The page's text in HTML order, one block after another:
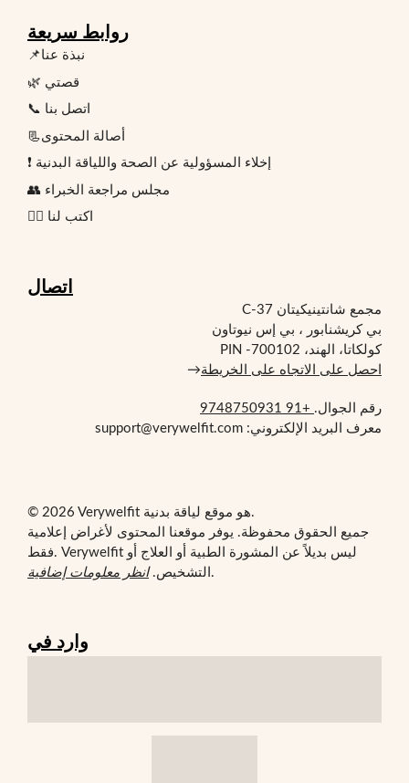
روابط سريعة
📌نبذة عنا
🌿 قصتي
📞 اتصل بنا
📃أصالة المحتوى
❗ إخلاء المسؤولية عن الصحة واللياقة البدنية
👥 مجلس مراجعة الخبراء
✍🏻 اكتب لنا
اتصال
مجمع شانتينيكيتان C-37
بي كريشنابور ، بي إس نيوتاون
كولكاتا، الهند، PIN -700102
احصل على الاتجاه على الخريطة→
رقم الجوال. +91 9748750931
معرف البريد الإلكتروني: support@verywelfit.com
© 2026 Verywelfit هو موقع لياقة بدنية.
جميع الحقوق محفوظة. يوفر موقعنا المحتوى لأغراض إعلامية
فقط. Verywelfit ليس بديلاً عن المشورة الطبية أو العلاج أو
التشخيص.انظر معلومات إضافية .
وارد في